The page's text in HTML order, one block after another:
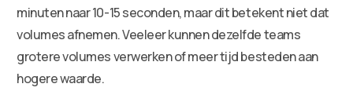
minuten naar 10-15 seconden, maar dit betekent niet dat
volumes afnemen. Veeleer kunnen dezelfde teams
grotere volumes verwerken of meer tijd besteden aan
hogere waarde.